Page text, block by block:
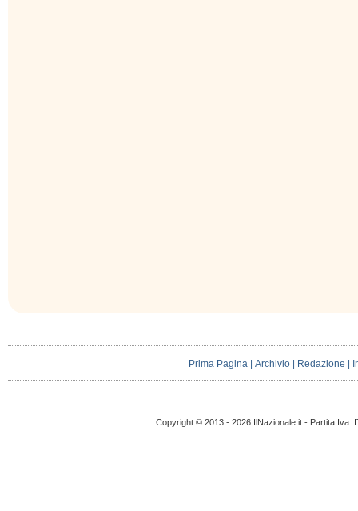
Prima Pagina |Archivio Redazione
Copyright © 2013 - 2026 IlNazionale.it - Partita Iva: